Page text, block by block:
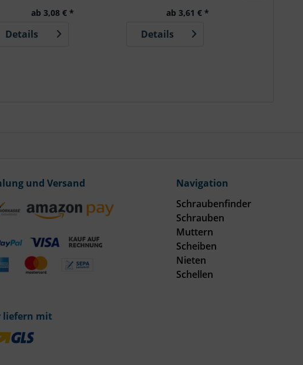
ab 3,08 € *
Details
ab 3,61 € *
Details
und Versand
liefern mit
Navigation
Schraubenfinder
Schrauben
Muttern
Scheiben
Nieten
Schellen